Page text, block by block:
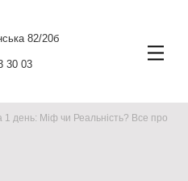
82/20б
30 03
1 день: Міф чи Реальність? Все про